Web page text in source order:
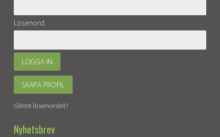
Lösenord:
LOGGA IN
SKAPA PROFIL
Glömt lösenordet?
Nyhetsbrev